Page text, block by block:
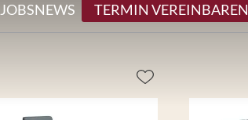
JOBSNEWS TERMIN VEREINBAREN